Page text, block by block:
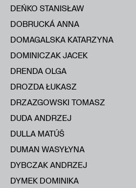
DEŃKO STANISŁAW
DOBRUCKÁ ANNA
DOMAGALSKA KATARZYNA
DOMINICZAK JACEK
DRENDA OLGA
DROZDA ŁUKASZ
DRZAZGOWSKI TOMASZ
DUDA ANDRZEJ
DULLA MATÚŠ
DUMAN WASYŁYNA
DYBCZAK ANDRZEJ
DYMEK DOMINIKA